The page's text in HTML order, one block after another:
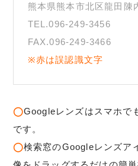
熊本県熊本市北区龍田陳
TEL.096-249-3456
FAX.096-249-3466
※赤は誤認識文字
◯Googleレンズはスマホで
です。
◯検索窓のGoogleレンズア